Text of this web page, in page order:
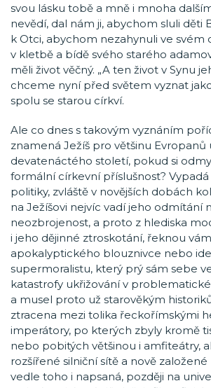
svou lásku tobě a mně i mnoha
nevědí, dal nám ji, abychom sluli děti
k Otci, abychom nezahynuli ve svém
v kletbě a bídě svého starého
měli život věčný. „A ten život v Synu
chceme nyní před světem vyznat
spolu se starou církví.
Ale co dnes s takovým vyznáním
znamená Ježíš pro většinu Evropanů
devatenáctého století, pokud si
formální církevní příslušnost? Vypadá
politiky, zvláště v novějších dobách
na Ježíšovi nejvíc vadí jeho odmítání
neozbrojenost, a proto z hlediska
i jeho dějinné ztroskotání, řeknou
apokalyptického blouznivce nebo
supermoralistu, který prý sám sebe
katastrofy ukřižování v
a musel proto už starověkým
ztracena mezi tolika řeckořímskými
imperátory, po kterých zbyly kromě
nebo pobitých většinou i amfiteátry,
rozšířené silniční sítě a nově
vedle toho i napsaná, později na